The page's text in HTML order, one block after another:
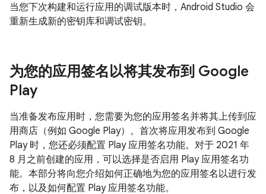
当您下次构建和运行应用的调试版本时，Android Studio 会
重新生成新的密钥库和调试密钥。
为您的应用签名以将其发布到 Google
Play
当准备发布应用时，您需要为您的应用签名并将其上传到应
用商店（例如 Google Play）。首次将应用发布到 Google
Play 时，您还必须配置 Play 应用签名功能。对于 2021 年
8 月之前创建的应用，可以选择是否启用 Play 应用签名功
能。本部分将向您介绍如何正确地为您的应用签名以进行发
布，以及如何配置 Play 应用签名功能。